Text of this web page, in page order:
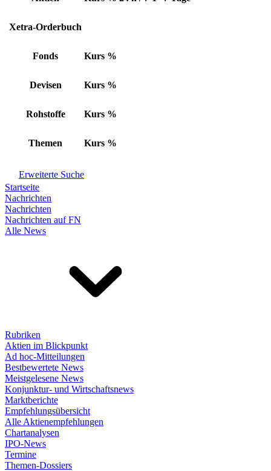
Xetra-Orderbuch
Fonds Kurs %
Devisen Kurs %
Rohstoffe Kurs %
Themen Kurs %
Erweiterte Suche
Startseite
Nachrichten
Nachrichten
Nachrichten auf FN
Alle News
Rubriken
Aktien im Blickpunkt
Ad hoc-Mitteilungen
Bestbewertete News
Meistgelesene News
Konjunktur- und Wirtschaftsnews
Marktberichte
Empfehlungsübersicht
Alle Aktienempfehlungen
Chartanalysen
IPO-News
Termine
Themen-Dossiers